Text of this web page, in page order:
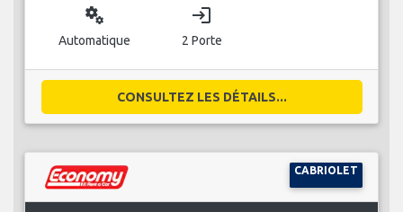
miscellaneous_services
Automatique
login
2 Porte
CONSULTEZ LES DÉTAILS...
CABRIOLET